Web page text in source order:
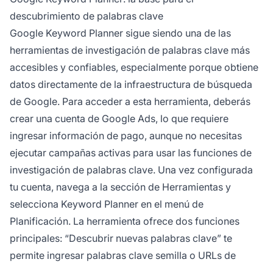
descubrimiento de palabras clave
Google Keyword Planner sigue siendo una de las
herramientas de investigación de palabras clave más
accesibles y confiables, especialmente porque obtiene
datos directamente de la infraestructura de búsqueda
de Google. Para acceder a esta herramienta, deberás
crear una cuenta de Google Ads, lo que requiere
ingresar información de pago, aunque no necesitas
ejecutar campañas activas para usar las funciones de
investigación de palabras clave. Una vez configurada
tu cuenta, navega a la sección de Herramientas y
selecciona Keyword Planner en el menú de
Planificación. La herramienta ofrece dos funciones
principales: “Descubrir nuevas palabras clave” te
permite ingresar palabras clave semilla o URLs de